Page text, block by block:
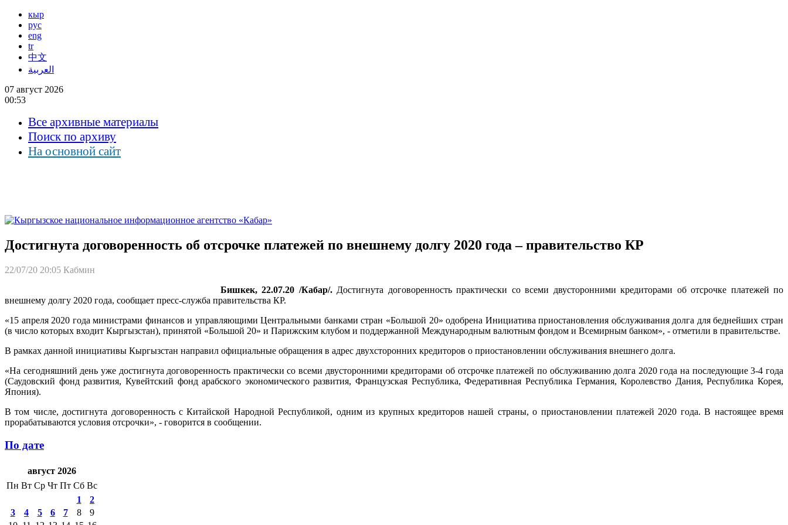
кыр
рус
eng
tr
中文
العربية
07 август 2026
00:53
Все архивные материалы
Поиск по архиву
На основной сайт
Достигнута договоренность об отсрочке платежей по внешнему долгу 2020 года – правительство КР
22/07/20 20:05 Кабмин
Бишкек, 22.07.20 /Кабар/.Достигнута договоренность практически со всеми двусторонними кредиторами об отсрочке платежей по
внешнему долгу 2020 года, сообщает пресс-служба правительства КР.
«15 апреля 2020 года министрами финансов и управляющими Центральными банками стран «Большой 20» одобрена Инициатива приостановления обслуживания долга для беднейших стран
(в число которых входит Кыргызстан), принятой «Большой 20» и Парижским клубом и поддержанной Международным валютным фондом и Всемирным банком», - отметили в правительстве.
В рамках данной инициативы Кыргызстан направил официальные обращения в адрес двухсторонних кредиторов о приостановлении обслуживания внешнего долга.
«На сегодняшний день уже достигнута договоренность практически со всеми двусторонними кредиторами об отсрочке платежей по обслуживанию долга 2020 года на последующие 3-4 года
(Саудовский фонд развития, Кувейтский фонд арабского экономического развития, Французская Республика, Федеративная Республика Германия, Королевство Дания, Республика Корея,
Япония).
В том числе, достигнута договоренность с Китайской Народной Республикой, одним из крупных кредиторов нашей страны, о приостановлении платежей 2020 года. В настоящее время
прорабатываются условия отсрочки», - говорится в сообщении.
По дате
август 2026
Пн Вт Ср Чт Пт Сб Вс
1
2
3
4 5 6 7 8
9